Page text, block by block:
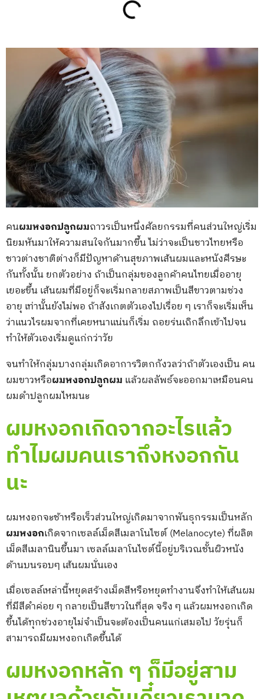
คนผมหงอกปลูกผมถาวรเป็นหนึ่งศัลยกรรมที่คนส่วนใหญ่เริ่ม
นิยมหันมาให้ความสนใจกันมากขึ้น ไม่ว่าจะเป็นชาวไทยหรือ
ชาวต่างชาติต่างก็มีปัญหาด้านสุขภาพเส้นผมและหนังศีรษะ
กันทั้งนั้น ยกตัวอย่าง ถ้าเป็นกลุ่มของลูกค้าคนไทยเมื่ออายุ
เยอะขึ้น เส้นผมที่มีอยู่ก็จะเริ่มกลายสภาพเป็นสีขาวตามช่วง
อายุ เท่านั้นยังไม่พอ ถ้าสังเกตตัวเองไปเรื่อย ๆ เราก็จะเริ่มเห็น
ว่าแนวไรผมจากที่เคยหนาแน่นก็เริ่ม ถอยร่นเถิกลึกเข้าไปจน
ทำให้ตัวเองเริ่มดูแก่กว่าวัย
จนทำให้กลุ่มบางกลุ่มเกิดอาการวิตกกังวลว่าถ้าตัวเองเป็น คน
ผมขาวหรือผมหงอกปลูกผม แล้วผลลัพธ์จะออกมาเหมือนคน
ผมดำปลูกผมไหมนะ
ผมหงอกเกิดจากอะไรแล้ว
ทำไมผมคนเราถึงหงอกกัน
นะ
ผมหงอกจะช้าหรือเร็วส่วนใหญ่เกิดมาจากพันธุกรรมเป็นหลัก
ผมหงอกเกิดจากเซลล์เม็ดสีเมลาโนไซต์ (Melanocyte) ที่ผลิต
เม็ดสีเมลานินขึ้นมา เซลล์เมลาโนไซต์นี้อยู่บริเวณชั้นผิวหนัง
ด้านบนรอบๆ เส้นผมนั่นเอง
เมื่อเซลล์เหล่านี้หยุดสร้างเม็ดสีหรือหยุดทำงานจึงทำให้เส้นผม
ที่มีสีดำค่อย ๆ กลายเป็นสีขาวในที่สุด จริง ๆ แล้วผมหงอกเกิด
ขึ้นได้ทุกช่วงอายุไม่จำเป็นจะต้องเป็นคนแก่เสมอไป วัยรุ่นก็
สามารถมีผมหงอกเกิดขึ้นได้
ผมหงอกหลัก ๆ ก็มีอยู่สาม